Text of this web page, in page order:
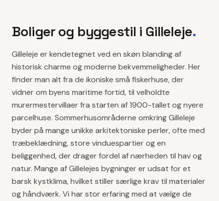
Boliger og byggestil i Gilleleje.
Gilleleje er kendetegnet ved en skøn blanding af
historisk charme og moderne bekvemmeligheder. Her
finder man alt fra de ikoniske små fiskerhuse, der
vidner om byens maritime fortid, til velholdte
murermestervillaer fra starten af 1900-tallet og nyere
parcelhuse. Sommerhusområderne omkring Gilleleje
byder på mange unikke arkitektoniske perler, ofte med
træbeklædning, store vinduespartier og en
beliggenhed, der drager fordel af nærheden til hav og
natur. Mange af Gillelejes bygninger er udsat for et
barsk kystklima, hvilket stiller særlige krav til materialer
og håndværk. Vi har stor erfaring med at vælge de